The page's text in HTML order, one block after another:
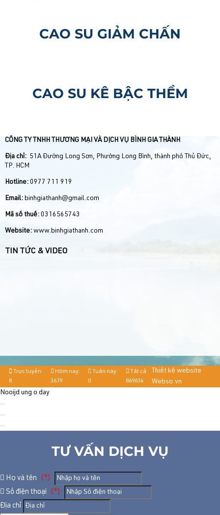
CAO SU GIẢM CHẤN
CAO SU KÊ BẬC THỀM
CÔNG TY TNHH THƯƠNG MẠI VÀ DỊCH VỤ BÌNH GIA THÀNH
Địa chỉ: 51A Đường Long Sơn, Phường Long Bình, thành phố Thủ Đức,
TP. HCM
Hotline: 0977 711 919
Email: binhgiathanh@gmail.com
Mã số thuế: 0316565743
Website: www.binhgiathanh.com
TIN TỨC & VIDEO
Trực tuyến:
8
Hôm nay:
3679
Tuần này:
0
Tất cả:
869634
Thiết kế website
Webso.vn
Nooijd ung o day
TƯ VẤN DỊCH VỤ
Họ và tên
(*)
Số điện thoại
(*)
Địa chỉ